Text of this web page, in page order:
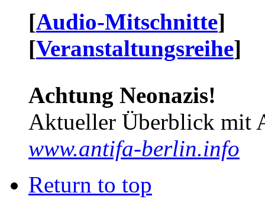
[Audio-Mitschnitte]
[Veranstaltungsreihe]
Achtung Neonazis!
Aktueller Überblick mit
www.antifa-berlin.info
Return to top